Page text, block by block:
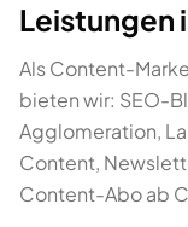
Leistungen
Als Content-
bieten wir: SEO-
Agglomeration,
Content,
Content-Abo ab